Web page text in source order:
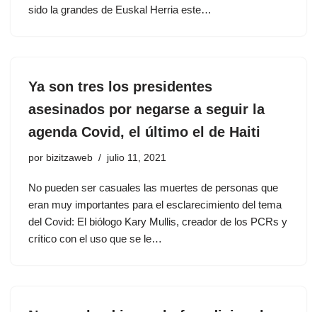
sido la grandes de Euskal Herria este…
Ya son tres los presidentes
asesinados por negarse a seguir la
agenda Covid, el último el de Haiti
por bizitzaweb julio 11, 2021
No pueden ser casuales las muertes de personas que
eran muy importantes para el esclarecimiento del tema
del Covid: El biólogo Kary Mullis, creador de los PCRs y
crítico con el uso que se le…